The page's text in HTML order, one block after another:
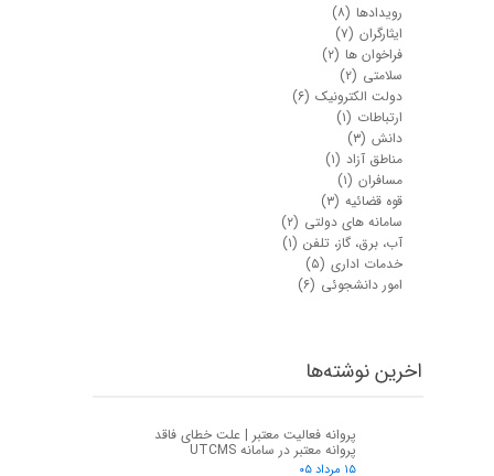
رویدادها (۸)
ایثارگران (۷)
فراخوان ها (۲)
سلامتی (۲)
دولت الکترونیک (۶)
ارتباطات (۱)
دانش (۳)
مناطق آزاد (۱)
مسافران (۱)
قوه قضائیه (۳)
سامانه های دولتی (۲)
آب، برق، گاز، تلفن (۱)
خدمات اداری (۵)
امور دانشجوئی (۶)
اخرین نوشته‌ها
پروانه فعالیت معتبر | علت خطای فاقد
پروانه معتبر در سامانه UTCMS
۱۵ مرداد ۰۵